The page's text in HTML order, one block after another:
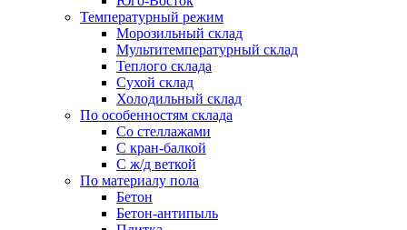
Температурный режим
Морозильный склад
Мультитемпературный склад
Теплого склада
Сухой склад
Холодильный склад
По особенностям склада
Со стеллажами
С кран-балкой
С ж/д веткой
По материалу пола
Бетон
Бетон-антипыль